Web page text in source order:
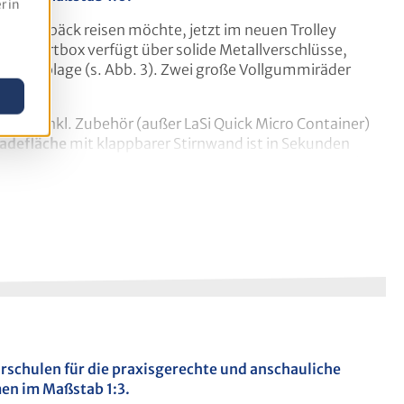
2 Schnellspanngurte angebracht, mit denen die
ca. 16 kg.
Gepäck reisen möchte, jetzt im neuen Trolley
verfügt über solide Metallverschlüsse,
Ablage (s. Abb. 3). Zwei große Vollgummiräder
inkl. Zubehör (außer LaSi Quick Micro Container)
mit klappbarer Stirnwand ist in Sekunden
auf die Größe von Lasi-Quick micro!
für die praxisgerechte und anschauliche
im Maßstab 1:3.
in